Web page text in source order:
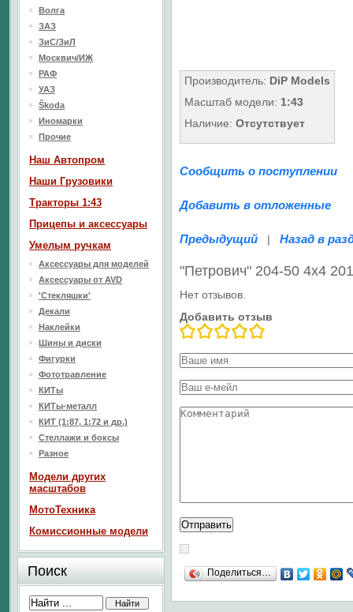
Производитель: DiP Models
Масштаб модели: 1:43
Наличие: Отсутствует
Сообщить о поступлении
Добавить в отложенные
Предыдущий | Назад в
"Петрович" 204-50 4x4
Нет отзывов.
Добавить отзыв
Поделиться…
Волга
ЗАЗ
ЗиС/ЗиЛ
Москвич/ИЖ
РАФ
УАЗ
Škoda
Иномарки
Прочие
Наш Aвтопром
Наши Грузовики
Тракторы 1:43
Прицепы и аксессуары
Умелым ручкам
Аксессуары для моделей
Аксессуары от AVD
'Стекляшки'
Декали
Наклейки
Шины и диски
Фигурки
Фототравление
КИТы
КИТы-металл
КИТ (1:87, 1:72 и др.)
Стеллажи и боксы
Разное
Модели других
масштабов
МотоТехника
Комиссионные модели
Поиск